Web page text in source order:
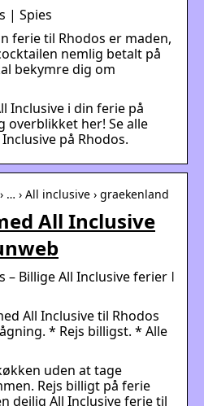
| Spies
ferie til Rhodos er maden,
nemlig betalt på
bekymre dig om
Inclusive i din ferie på
overblikket her! Se alle
på Rhodos.
› All inclusive › graekenland
All Inclusive
– Billige All Inclusive ferier ǀ
All Inclusive til Rhodos
* Rejs billigst. * Alle
uden at tage
Rejs billigt på ferie
dejlig All Inclusive ferie til